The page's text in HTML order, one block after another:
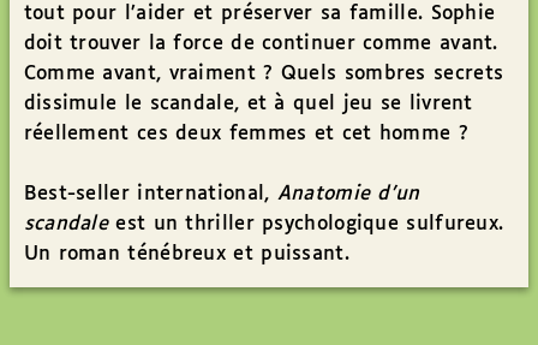
tout pour l’aider et préserver sa famille. Sophie
doit trouver la force de continuer comme avant.
Comme avant, vraiment ? Quels sombres secrets
dissimule le scandale, et à quel jeu se livrent
réellement ces deux femmes et cet homme ?
Best-seller international, Anatomie d’un
scandaleest un thriller psychologique sulfureux.
Un roman ténébreux et puissant.